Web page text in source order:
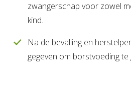
zwangerschap voor zowel
kind.
Na de bevalling en
gegeven om borstvoeding